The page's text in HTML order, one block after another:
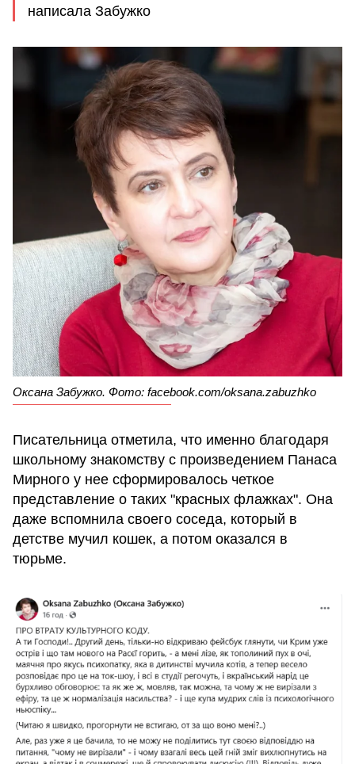
написала Забужко
Оксана Забужко. Фото: facebook.com/oksana.zabuzhko
Писательница отметила, что именно благодаря
школьному знакомству с произведением Панаса
Мирного у нее сформировалось четкое
представление о таких "красных флажках". Она
даже вспомнила своего соседа, который в
детстве мучил кошек, а потом оказался в
тюрьме.